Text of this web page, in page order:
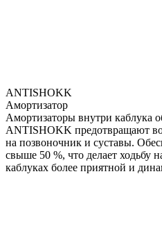
ANTISHOKK
Амортизатор
Амортизаторы внутри каблука
ANTISHOKK предотвращают
на позвоночник и суставы.
свыше 50 %, что делает ходьбу
каблуках более приятной и